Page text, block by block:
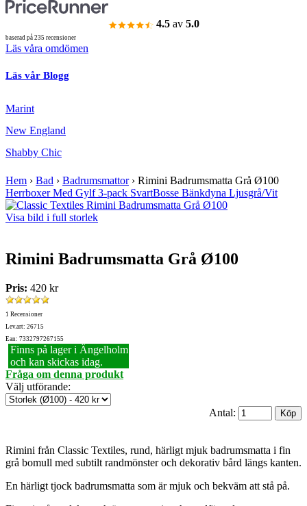
4.5 av 5.0
baserad på 235 recensioner
Läs våra omdömen
Läs vår Blogg
Marint
New England
Shabby Chic
Hem › Bad › Badrumsmattor› Rimini Badrumsmatta Grå Ø100
Herrboxer Med Gylf 3-pack SvartBosse Bänkdyna Ljusgrå/Vit
Visa bild i full storlek
Rimini Badrumsmatta Grå Ø100
Pris: 420 kr
1 Recensioner
Lev.art: 26715
Ean: 7332797267155
Finns på lager i Ängelholm
och kan skickas idag.
Fråga om denna produkt
Välj utförande:
Antal:
Rimini från Classic Textiles, rund, härligt mjuk badrumsmatta i fin
grå bomull med subtilt randmönster och dekorativ bård längs kanten.
En härligt tjock badrumsmatta som är mjuk och bekväm att stå på.